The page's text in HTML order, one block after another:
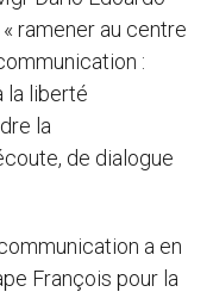
ramener au centre
:
la liberté
la
de dialogue
a en
François pour la